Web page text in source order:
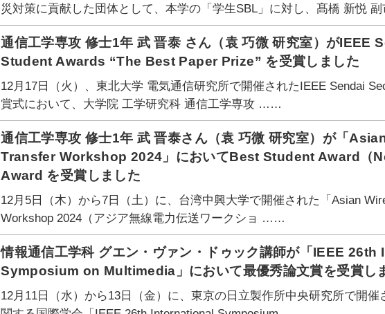
災対策に貢献した団体として、本学の「学生SBL」に対し、髙橋 新悦
通信工学専攻 修士1年 武 晋泰 さん（袁 巧微 研究室）がIEEE
Student Awards “The Best Paper Prize” を受賞しました
12月17日（火）、東北大学 電気通信研究所で開催されたIEEE Sendai
賞式において、大学院 工学研究科 通信工学専攻 ……
通信工学専攻 修士1年 武 晋泰さん（袁 巧微 研究室）が「
Transfer Workshop 2024」においてBest Student Award（
Award を受賞しました
12月5日（木）から7日（土）に、台湾中興大学で開催された「Asian
Workshop 2024（アジア無線電力伝送ワークショ ……
情報通信工学科 グエン・ヴァン・ドゥック講師が「IEEE 26th
Symposium on Multimedia」において最優秀論文賞を受賞し
12月11日（水）から13日（金）に、東京の日立製作所中央研究所で開催